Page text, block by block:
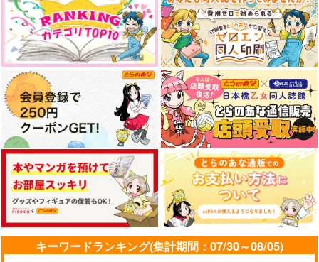
星の涙に願いを込めて
@ガレット
1,430円（税込）
千×百
サンプル
作品詳細
いとしのももんが２
＠ガレット
1,257円 （税込）
千×百
サンプル
作品詳細
タマキ・イン・ソーゴ
ランド
月よ星よと
545円（税込）
四葉環×逢坂壮五
サンプル
作品詳細
キーワードランキング(集計期間：07/30～08/05)